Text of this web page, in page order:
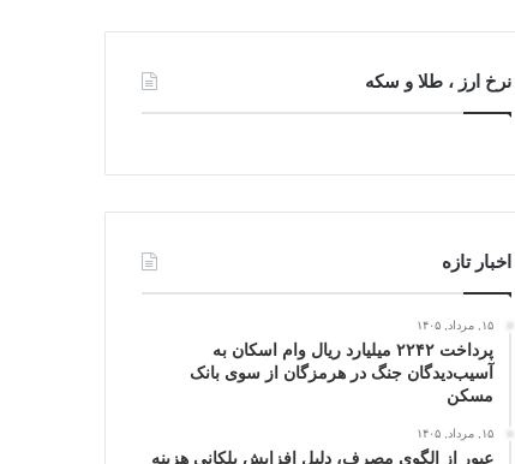
نرخ ارز ، طلا و سکه
اخبار تازه
۱۵, مرداد, ۱۴۰۵
پرداخت ۲۲۴۲ میلیارد ریال وام اسکان به
آسیب‌دیدگان جنگ در هرمزگان از سوی بانک
مسکن
۱۵, مرداد, ۱۴۰۵
عبور از الگوی مصرف، دلیل افزایش پلکانی هزینه